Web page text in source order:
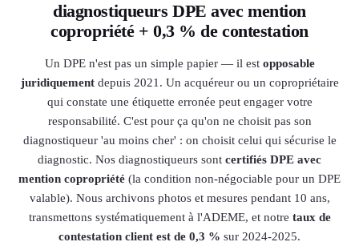
diagnostiqueurs DPE avec mention
copropriété + 0,3 % de contestation
Un DPE n'est pas un simple papier — il est opposable
juridiquementdepuis 2021. Un acquéreur ou un copropriétaire
qui constate une étiquette erronée peut engager votre
responsabilité. C'est pour ça qu'on ne choisit pas son
diagnostiqueur 'au moins cher' : on choisit celui qui sécurise le
diagnostic. Nos diagnostiqueurs sont certifiés DPE avec
mention copropriété (la condition non-négociable pour un DPE
valable). Nous archivons photos et mesures pendant 10 ans,
transmettons systématiquement à l'ADEME, et notre taux de
contestation client est de 0,3 % sur 2024-2025.